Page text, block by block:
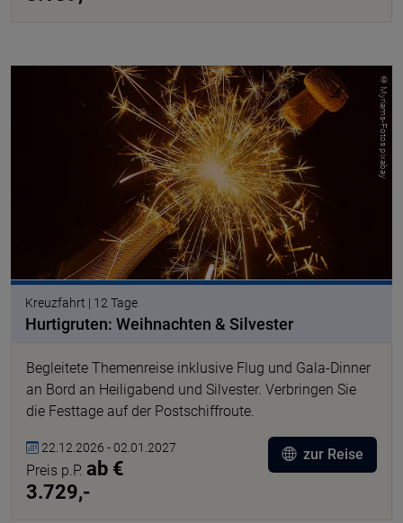
© Myriams-Fotos pixabay
Kreuzfahrt | 12 Tage
Hurtigruten: Weihnachten & Silvester
Begleitete Themenreise inklusive Flug und Gala-Dinner
an Bord an Heiligabend und Silvester. Verbringen Sie
die Festtage auf der Postschiffroute.
22.12.2026 - 02.01.2027
Preis p.P. ab €
3.729,-
zur Reise